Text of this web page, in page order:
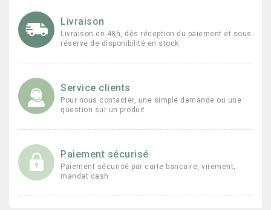
Livraison
Livraison en 48h, dès réception du paiement et sous
réserve de disponibilité en stock
Service clients
Pour nous contacter, une simple demande ou une
question sur un produit
Paiement sécurisé
Paiement sécurisé par carte bancaire, virement,
mandat cash